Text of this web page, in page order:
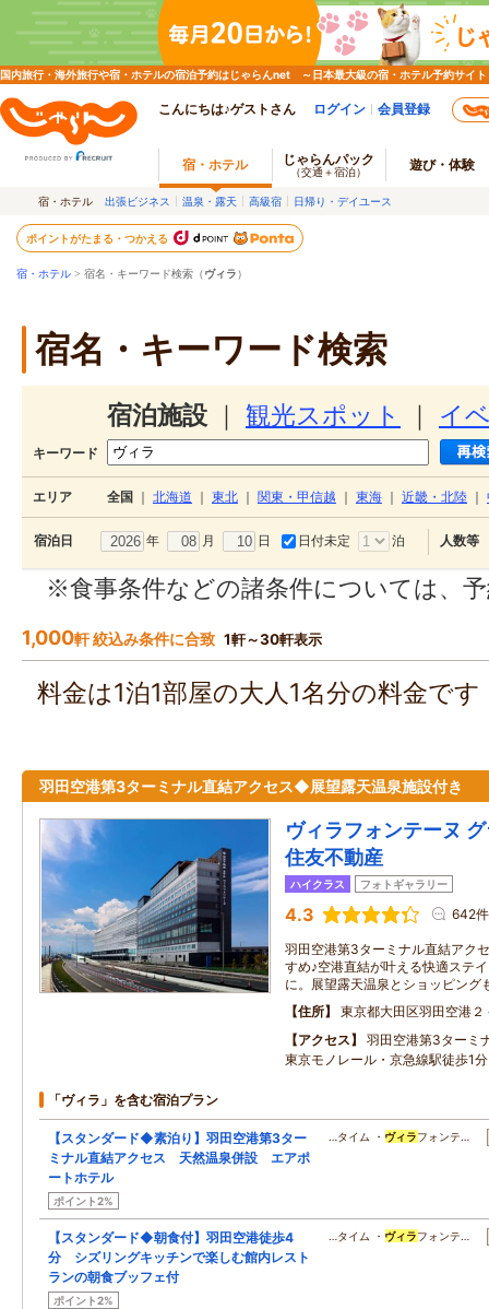
国内旅行・海外旅行や宿・ホテルの宿泊予約はじゃらんnet ～日本最大級の宿・ホテル予約サイト
こんにちは♪ゲストさん ログイン 会員登録
宿・ホテル じゃらんパック
（交通＋宿泊） 遊び・体験
宿・ホテル 出張ビジネス 温泉・露天 高級宿 日帰り・デイユース
ポイントがたまる・つかえる
宿・ホテル > 宿名・キーワード検索（ヴィラ）
宿名・キーワード検索
宿泊施設 観光スポット イ
キーワード
エリア 全国 北海道 東北 関東・甲信越 東海 近畿・北陸
宿泊日 年 月 日 日付未定 泊 人数等
※食事条件などの諸条件については、
1,000軒 絞込み条件に合致 1軒～30軒表示
料金は1泊1部屋の大人1名分の料金で
羽田空港第3ターミナル直結アクセス◆展望露天温泉施設付き
ヴィラフォンテーヌ
住友不動産
ハイクラス フォトギャラリー
4.3 642件
羽田空港第3ターミナル直結アク
すめ♪空港直結が叶える快適ステ
に。展望露天温泉とショッピング
住所
東京都大田区羽田空港２
アクセス
羽田空港第3ター
東京モノレール・京急線駅徒歩1分
「ヴィラ」を含む宿泊プラン
【スタンダード◆素泊り】羽田空港第3ター
ミナル直結アクセス 天然温泉併設 エアポ
ートホテル
ポイント2%
…タイム ・ ヴィラフォンテ…
【スタンダード◆朝食付】羽田空港徒歩4
分 シズリングキッチンで楽しむ館内レスト
ランの朝食ブッフェ付
ポイント2%
…タイム ・ ヴィラフォンテ…